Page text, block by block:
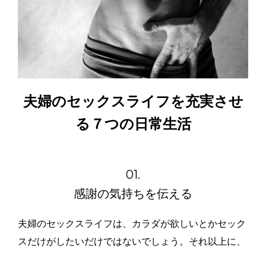
夫婦のセックスライフを充実させ
る７つの日常生活
01.
感謝の気持ちを伝える
夫婦のセックスライフは、カラダが欲しいとかセック
スだけがしたいだけではないでしょう。それ以上に、